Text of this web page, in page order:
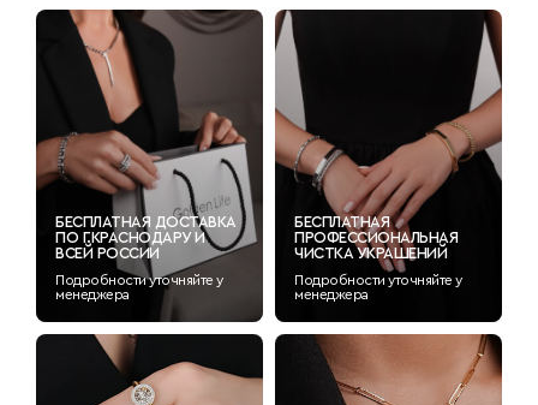
БЕСПЛАТНАЯ ДОСТАВКА
ПО Г.КРАСНОДАРУ И
ВСЕЙ РОССИИ
Подробности уточняйте у
менеджера
БЕСПЛАТНАЯ
ПРОФЕССИОНАЛЬНАЯ
ЧИСТКА УКРАШЕНИЙ
Подробности уточняйте у
менеджера